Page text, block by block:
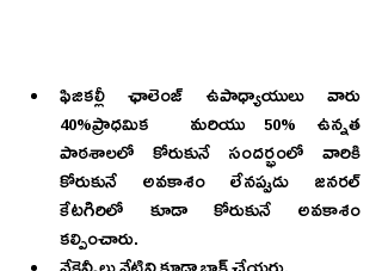
ఫిజికల్లీ ఛాలెంజ్ ఉపాధ్యాయులు వారు
40%ప్రాధమిక  మరియు 50% ఉన్నత
పాఠశాలలో కోరుకునే సందర్భంలో వారికి
కోరుకునే అవకాశం లేనప్పుడు జనరల్
కేటగిరిలో కూడా కోరుకునే అవకాశం
కల్పించారు.